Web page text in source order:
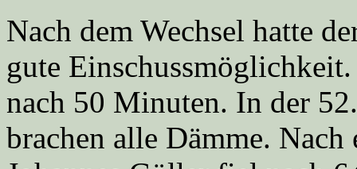
Nach dem Wechsel hatte
gute
nach 50 Minuten. In der
brachen alle Dämme.